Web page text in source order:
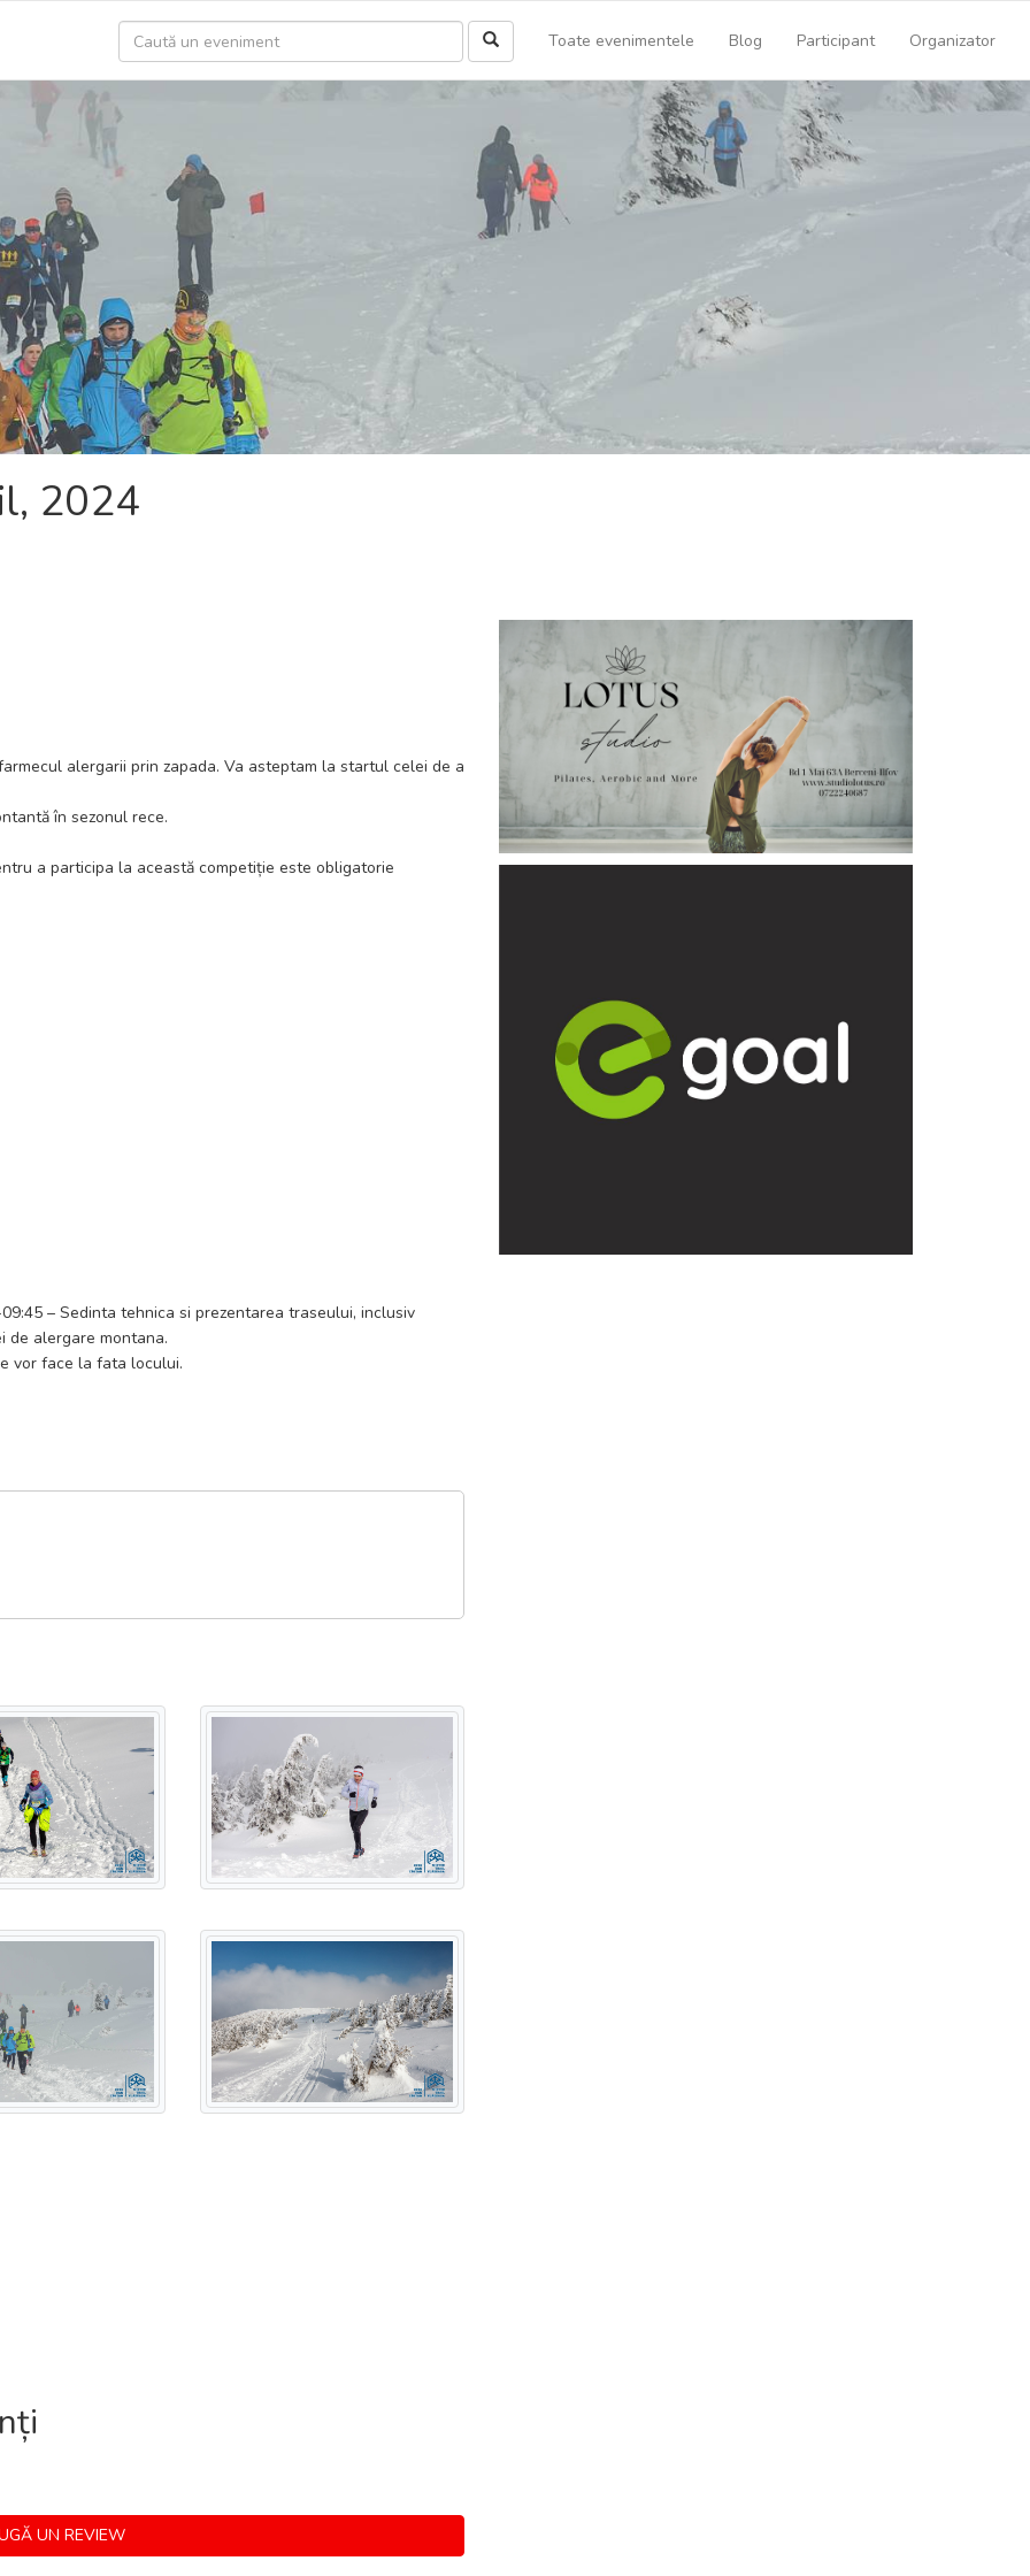
Toate evenimentele Blog Participant Organizator
2024
alergarii prin zapada. Va asteptam la startul celei de a
în sezonul rece.
a participa la această competiție este obligatorie
aibă pregătit următorul echipament suplimentar:
– Sedinta tehnica si prezentarea traseului, inclusiv
de alergare montana.
vor face la fata locului.
in functie de numarul celor prezenti.
UN REVIEW